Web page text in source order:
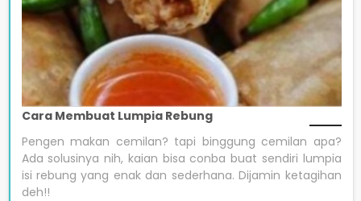
Cara Membuat Lumpia Rebung
Pengen makan cemilan? tapi binggung cemilan apa?
Ada solusinya nih, kaian bisa conba buat sendiri lumpia
isi rebung yang enak dan sederhana. Dijamin ketagihan
deh!!